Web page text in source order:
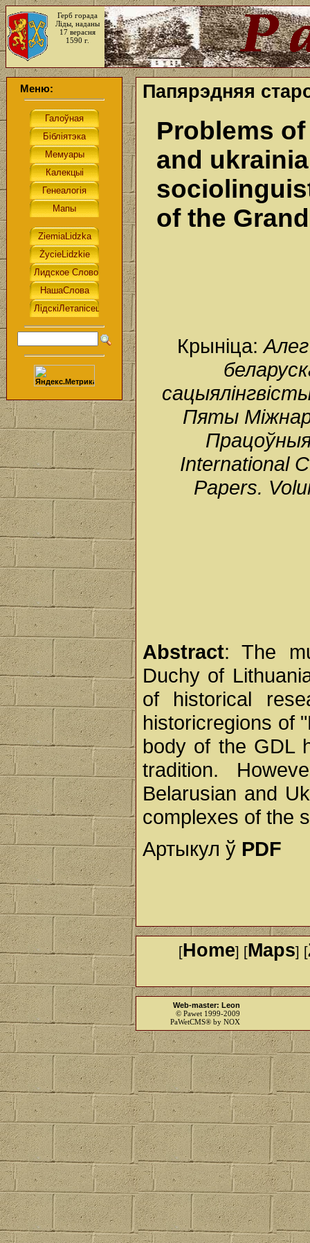
Герб горада
Ліды, наданы
17 верасня
1590 г.
Меню: Папярэдняя
Problems
and
of the
Крыніца:
Пяты
International
Papers.
Abstract: The
Duchy of
of historical
historicregions of
body of the GDL
tradition.
Belarusian and
complexes of the
Артыкул ў PDF
[Home] [Maps] [
Web-master: Leon
© Pawet 1999-2009
PaWetCMS® by NOX